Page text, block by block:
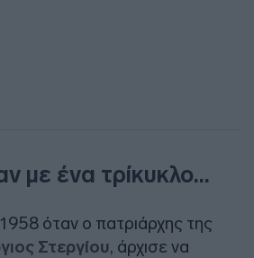
με ένα τρίκυκλο…
όταν ο πατριάρχης της
Στεργίου, άρχισε να